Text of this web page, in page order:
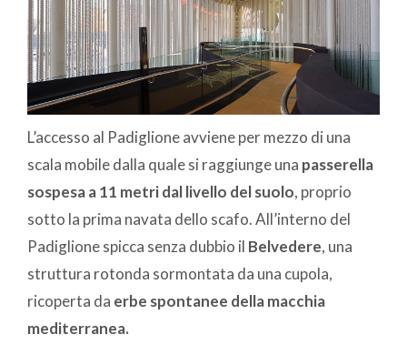
L’accesso al Padiglione avviene per mezzo di una
scala mobile dalla quale si raggiunge una passerella
sospesa a 11 metri dal livello del suolo, proprio
sotto la prima navata dello scafo. All’interno del
Padiglione spicca senza dubbio il Belvedere, una
struttura rotonda sormontata da una cupola,
ricoperta da erbe spontanee della macchia
mediterranea.